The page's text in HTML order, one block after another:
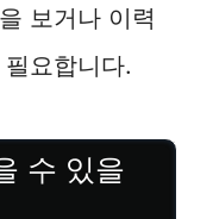
보거나 이력
요합니다.
수 있을